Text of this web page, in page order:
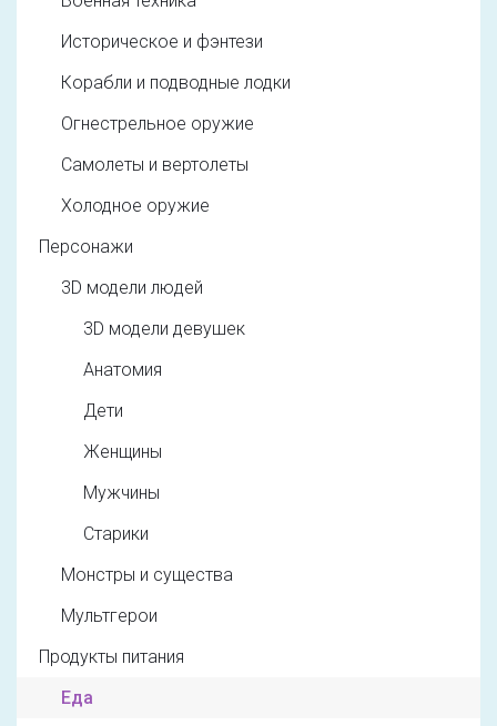
Историческое и фэнтези
Корабли и подводные лодки
Огнестрельное оружие
Самолеты и вертолеты
Холодное оружие
Персонажи
3D модели людей
3D модели девушек
Анатомия
Дети
Женщины
Мужчины
Старики
Монстры и существа
Мультгерои
Продукты питания
Еда